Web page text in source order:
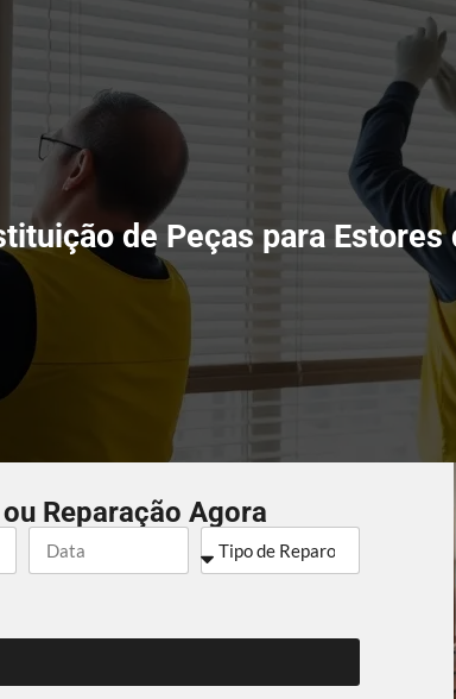
de Peças para
Reparação Agora